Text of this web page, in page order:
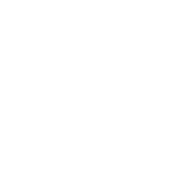
a intenção de